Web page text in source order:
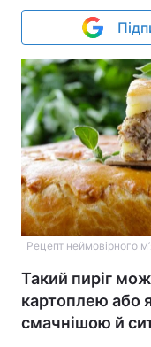
Рецепт неймовірного
Такий пиріг
картоплею або
смачнішою й